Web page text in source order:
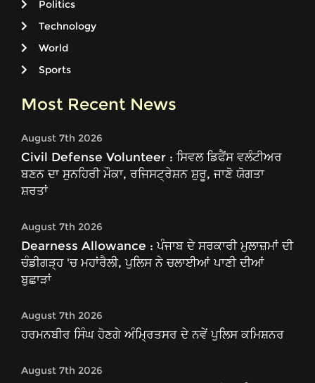
Politics
Technology
World
Sports
Most Recent News
August 7th 2026
Civil Defense Volunteer : ਸਿਵਲ ਡਿਫੈਂਸ ਵਲੰਟੀਅਰ
ਬਣਨ ਦਾ ਸੁਨਹਿਰੀ ਮੌਕਾ, ਰਜਿਸਟ੍ਰੇਸ਼ਨ ਸ਼ੁਰੂ, ਜਾਣੋ ਯੋਗਤਾ
ਸ਼ਰਤਾਂ
August 7th 2026
Dearness Allowance : ਪੰਜਾਬ ਦੇ ਸਰਕਾਰੀ ਮੁਲਾਜ਼ਮਾਂ ਦੀ
ਚੰਡੀਗੜ੍ਹ 'ਚ ਮਹਾਂਰੈਲੀ, ਪੁਲਿਸ ਨੇ ਚਲਾਈਆਂ ਪਾਣੀ ਦੀਆਂ
ਬੁਛਾੜਾਂ
August 7th 2026
ਹਰਮਨਬੀਰ ਸਿੰਘ ਹੋਣਗੇ ਅੰਮ੍ਰਿਤਸਰ ਦੇ ਨਵੇਂ ਪੁਲਿਸ ਕਮਿਸ਼ਨਰ
August 7th 2026